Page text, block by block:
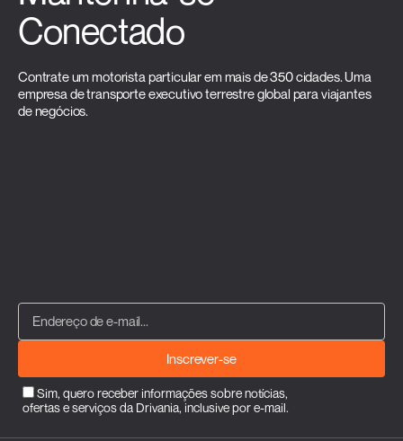
Conectado
Contrate um motorista particular em mais de 350 cidades. Uma
empresa de transporte executivo terrestre global para viajantes
de negócios.
Inscrever-se
Sim, quero receber informações sobre notícias,
ofertas e serviços da Drivania, inclusive por e-mail.